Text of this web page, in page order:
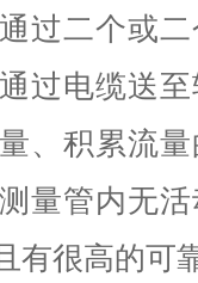
过二个或
过电缆送
、积累流
量管内无
有很高的可